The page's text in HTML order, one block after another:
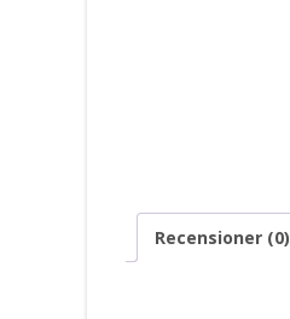
Recensioner (0)